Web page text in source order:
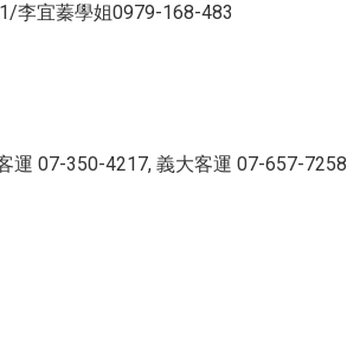
李宜蓁學姐0979-168-483
運 07-350-4217, 義大客運 07-657-7258